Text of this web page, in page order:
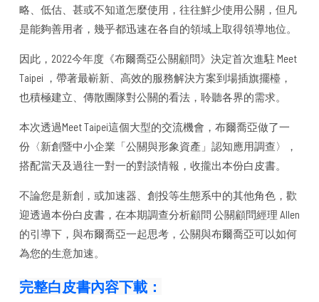
略、低估、甚或不知道怎麼使用，往往鮮少使用公關，但凡
是能夠善用者，幾乎都迅速在各自的領域上取得領導地位。
因此，2022今年度《布爾喬亞公關顧問》決定首次進駐 Meet
Taipei ，帶著最嶄新、高效的服務解決方案到場插旗擺檯，
也積極建立、傳散團隊對公關的看法，聆聽各界的需求。
本次透過Meet Taipei這個大型的交流機會，布爾喬亞做了一
份〈新創暨中小企業「公關與形象資產」認知應用調查〉，
搭配當天及過往一對一的對談情報，收攏出本份白皮書。
不論您是新創，或加速器、創投等生態系中的其他角色，歡
迎透過本份白皮書，在本期調查分析顧問 公關顧問經理 Allen
的引導下，與布爾喬亞一起思考，公關與布爾喬亞可以如何
為您的生意加速。
完整白皮書內容下載：